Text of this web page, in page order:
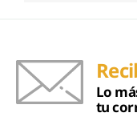
Lo
tu